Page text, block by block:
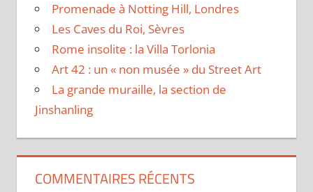
Promenade à Notting Hill, Londres
Les Caves du Roi, Sèvres
Rome insolite : la Villa Torlonia
Art 42 : un « non musée » du Street Art
La grande muraille, la section de
Jinshanling
COMMENTAIRES RÉCENTS